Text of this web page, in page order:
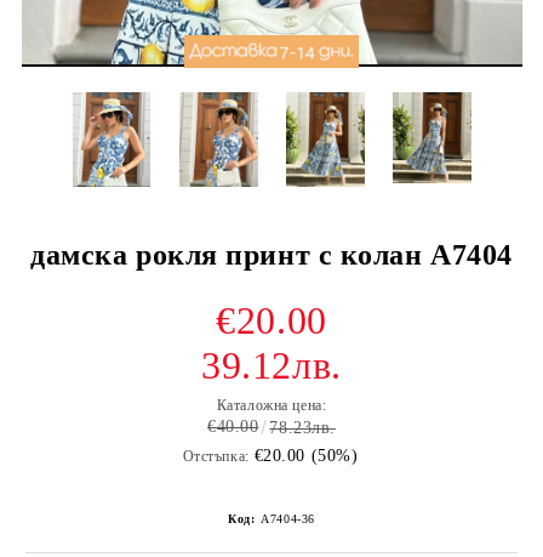
дамска рокля принт с колан A7404
€20.00
39.12лв.
Каталожна цена:
€40.00 78.23лв.
Отстъпка: €20.00 (50%)
Код: A7404-36